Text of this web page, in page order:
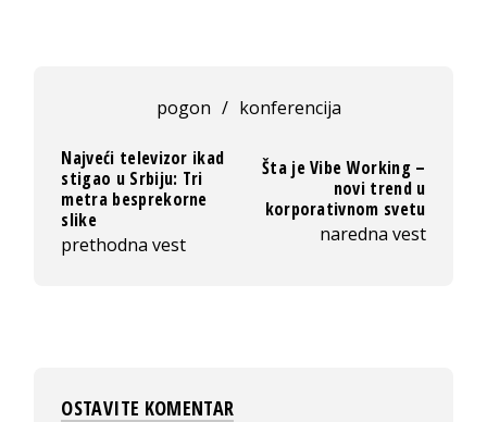
pogon / konferencija
Najveći televizor ikad
stigao u Srbiju: Tri
metra besprekorne
slike
prethodna vest
Šta je Vibe Working –
novi trend u
korporativnom svetu
naredna vest
OSTAVITE KOMENTAR